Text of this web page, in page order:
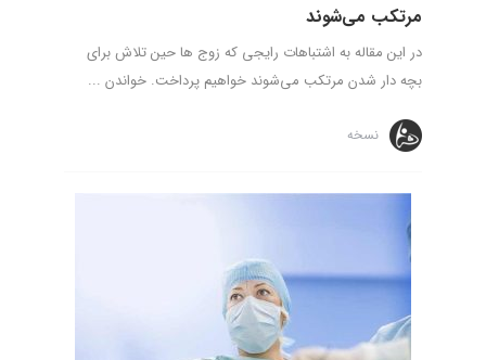
مرتکب می‌شوند
در این مقاله به اشتباهات رایجی که زوج ها حین تلاش برای
بچه دار شدن مرتکب می‌شوند خواهیم پرداخت. خواندن ...
نسخه